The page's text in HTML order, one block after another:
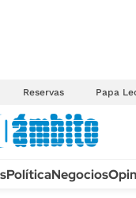
Reservas Papa
PolíticaNegocios